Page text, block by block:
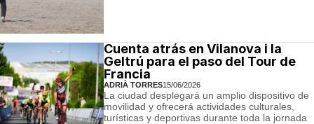
Cuenta atrás en Vilanova i la
Geltrú para el paso del Tour de
Francia
ADRIÀ TORRES15/06/2026
La ciudad desplegará un amplio dispositivo de
movilidad y ofrecerá actividades culturales,
turísticas y deportivas durante toda la jornada